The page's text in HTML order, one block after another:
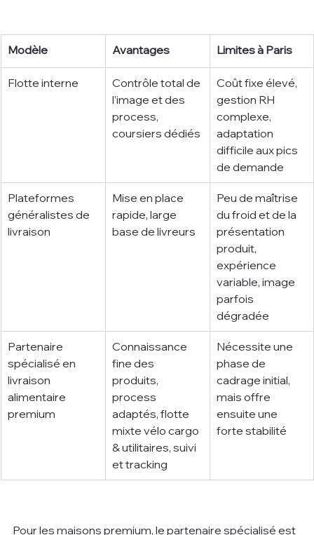
Modèle Avantages Limites à Paris
Flotte interne
Contrôle total de
l’image et des
process,
coursiers dédiés
Coût fixe élevé,
gestion RH
complexe,
adaptation
difficile aux pics
de demande
Plateformes
généralistes de
livraison
Mise en place
rapide, large
base de livreurs
Peu de maîtrise
du froid et de la
présentation
produit,
expérience
variable, image
parfois
dégradée
Partenaire
spécialisé en
livraison
alimentaire
premium
Connaissance
fine des
produits,
process
adaptés, flotte
mixte vélo cargo
& utilitaires, suivi
et tracking
Nécessite une
phase de
cadrage initial,
mais offre
ensuite une
forte stabilité
Pour les maisons premium, le partenaire spécialisé est